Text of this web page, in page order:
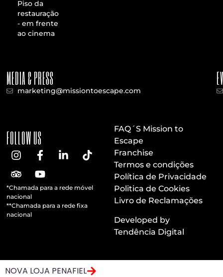
Piso da
restauração
- em frente
ao cinema
MEDIA & PRESS
marketing@missiontoescape.com
FOLLOW US
*Chamada para a rede móvel
nacional
**Chamada para a rede fixa
nacional
FAQ´S Mission to
Escape
Franchise
Termos e condições
Política de Privacidade
Politica de Cookies
Livro de Reclamações
Developed by
Tendência Digital
NOVA LOJA PENAFIEL